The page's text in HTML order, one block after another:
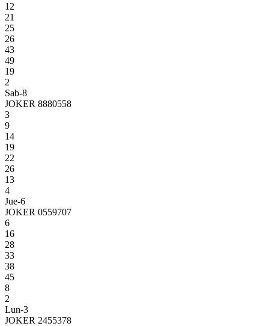
12
21
25
26
43
49
19
2
Sab-8
JOKER 8880558
3
9
14
19
22
26
13
4
Jue-6
JOKER 0559707
6
16
28
33
38
45
8
2
Lun-3
JOKER 2455378